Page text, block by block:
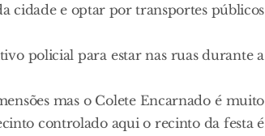
cidade e optar por transportes públicos
policial para estar nas ruas durante a
mas o Colete Encarnado é muito
controlado aqui o recinto da festa é